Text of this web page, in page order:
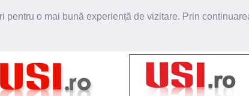
pentru o mai bună experiență de vizitare. Prin